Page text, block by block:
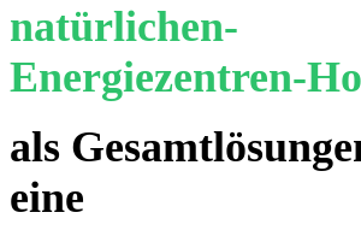
natürlichen-
Energiezentren-
als
eine